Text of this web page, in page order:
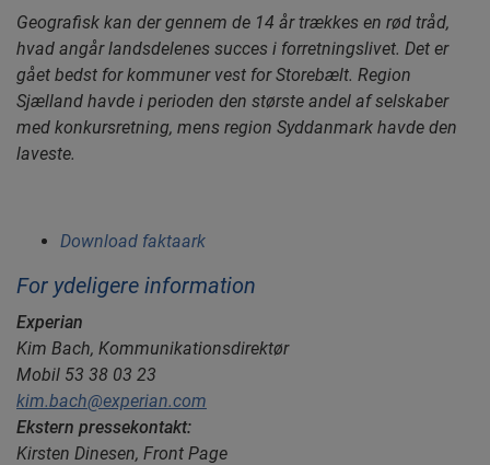
Geografisk kan der gennem de 14 år trækkes en rød tråd,
hvad angår landsdelenes succes i forretningslivet. Det er
gået bedst for kommuner vest for Storebælt. Region
Sjælland havde i perioden den største andel af selskaber
med konkursretning, mens region Syddanmark havde den
laveste.
Download faktaark
For ydeligere information
Experian
Kim Bach, Kommunikationsdirektør
Mobil 53 38 03 23
kim.bach@experian.com
Ekstern pressekontakt:
Kirsten Dinesen, Front Page